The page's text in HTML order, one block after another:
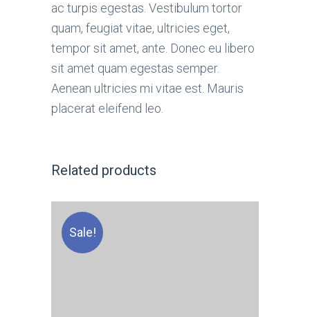
ac turpis egestas. Vestibulum tortor
quam, feugiat vitae, ultricies eget,
tempor sit amet, ante. Donec eu libero
sit amet quam egestas semper.
Aenean ultricies mi vitae est. Mauris
placerat eleifend leo.
Related products
Sale!